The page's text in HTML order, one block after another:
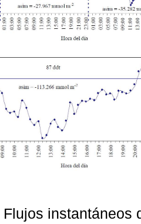
Flujos instantáneos